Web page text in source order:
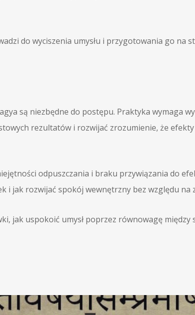
do wyciszenia umysłu i przygotowania go na
są niezbędne do postępu. Praktyka wymaga
rezultatów i rozwijać zrozumienie, że
odpuszczania i braku przywiązania do
i jak rozwijać spokój wewnętrzny bez względu na
jak uspokoić umysł poprzez równowagę między